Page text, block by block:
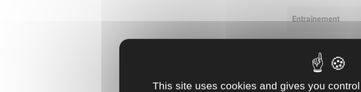
Entraînement
Type d'entraînement
This site uses cookies and gives you